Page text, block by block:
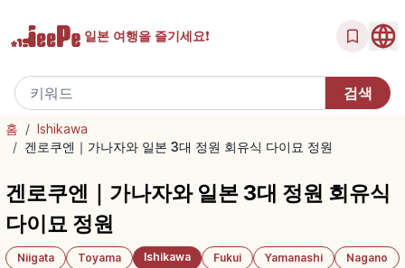
일본 여행을 즐기세요!
홈 / Ishikawa
/ 겐로쿠엔｜가나자와 일본 3대 정원 회유식 다이묘 정원
겐로쿠엔｜가나자와 일본 3대 정원 회유식
다이묘 정원
Niigata Toyama Ishikawa Fukui Yamanashi
Nagano